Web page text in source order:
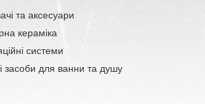
та аксесуари
кераміка
системи
засоби для ванни та душу